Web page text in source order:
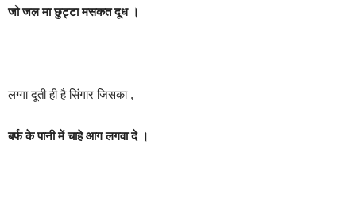
जो जल मा छुट्टा मसकत दूध ।
लग्गा दूती ही है सिंगार जिसका ,
बर्फ के पानी में चाहे आग लगवा दे ।